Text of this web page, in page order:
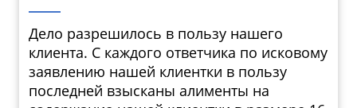
Дело разрешилось в пользу нашего
клиента. С каждого ответчика по исковому
заявлению нашей клиентки в пользу
последней взысканы алименты на